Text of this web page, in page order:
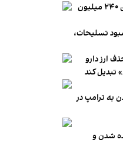
میانگین قیمت مسکن در تهران به متری ۲۴۰ میلیون
تسلیحات،
ارز دارو
به ترامپ در
شدن و